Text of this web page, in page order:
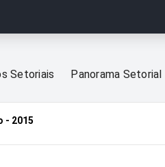
Setoriais Panorama Setorial
- 2015